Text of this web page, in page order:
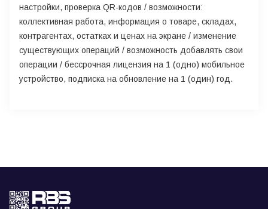
настройки, проверка QR-кодов / возможности:
коллективная работа, информация о товаре, складах,
контрагентах, остатках и ценах на экране / изменение
существующих операций / возможность добавлять свои
операции / бессрочная лицензия на 1 (одно) мобильное
устройство, подписка на обновление на 1 (один) год.